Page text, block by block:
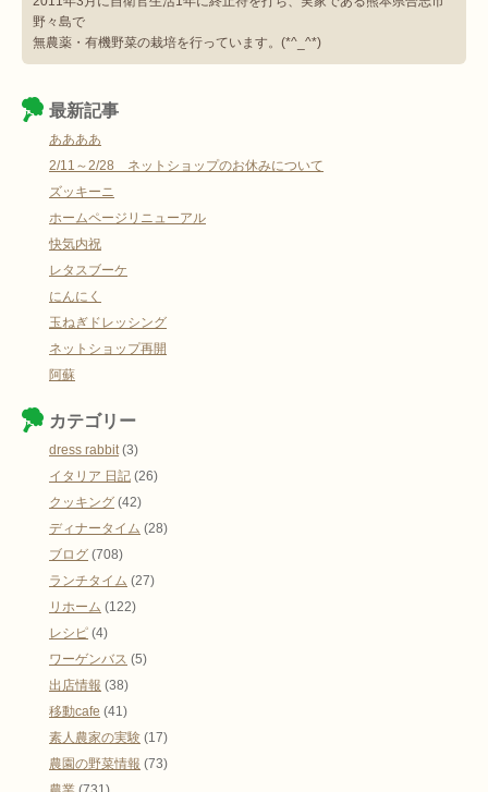
野々島で
無農薬・有機野菜の栽培を行っています。(*^_^*)
最新記事
ああああ
2/11～2/28 ネットショップのお休みについて
ズッキーニ
ホームページリニューアル
快気内祝
レタスブーケ
にんにく
玉ねぎドレッシング
ネットショップ再開
阿蘇
カテゴリー
dress rabbit(3)
イタリア 日記 (26)
クッキング (42)
ディナータイム (28)
ブログ (708)
ランチタイム (27)
リホーム (122)
レシピ (4)
ワーゲンバス (5)
出店情報 (38)
移動cafe (41)
素人農家の実験 (17)
農園の野菜情報 (73)